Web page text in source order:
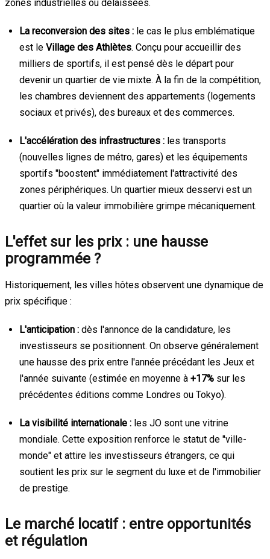
zones industrielles ou délaissées.
La reconversion des sites : le cas le plus emblématique
est le Village des Athlètes. Conçu pour accueillir des
milliers de sportifs, il est pensé dès le départ pour
devenir un quartier de vie mixte. À la fin de la compétition,
les chambres deviennent des appartements (logements
sociaux et privés), des bureaux et des commerces.
L'accélération des infrastructures : les transports
(nouvelles lignes de métro, gares) et les équipements
sportifs "boostent" immédiatement l'attractivité des
zones périphériques. Un quartier mieux desservi est un
quartier où la valeur immobilière grimpe mécaniquement.
L'effet sur les prix : une hausse
programmée ?
Historiquement, les villes hôtes observent une dynamique de
prix spécifique :
L'anticipation : dès l'annonce de la candidature, les
investisseurs se positionnent. On observe généralement
une hausse des prix entre l'année précédant les Jeux et
l'année suivante (estimée en moyenne à +17% sur les
précédentes éditions comme Londres ou Tokyo).
La visibilité internationale : les JO sont une vitrine
mondiale. Cette exposition renforce le statut de "ville-
monde" et attire les investisseurs étrangers, ce qui
soutient les prix sur le segment du luxe et de l'immobilier
de prestige.
Le marché locatif : entre opportunités
et régulation